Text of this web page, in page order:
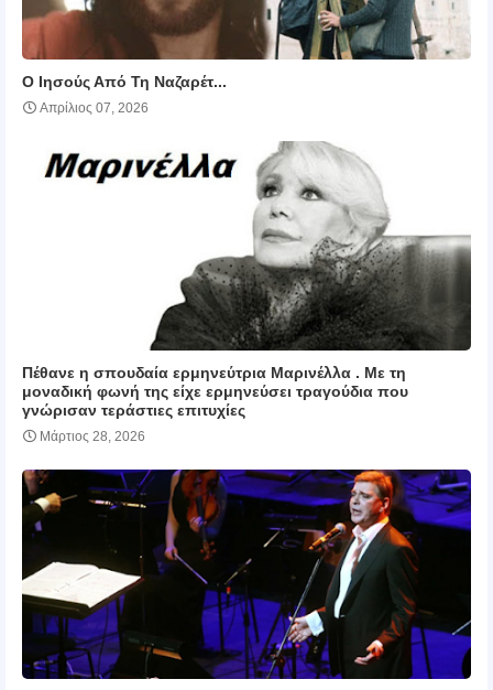
Ο Ιησούς Από Τη Ναζαρέτ...
Απρίλιος 07, 2026
Πέθανε η σπουδαία ερμηνεύτρια Μαρινέλλα . Με τη
μοναδική φωνή της είχε ερμηνεύσει τραγούδια που
γνώρισαν τεράστιες επιτυχίες
Μάρτιος 28, 2026